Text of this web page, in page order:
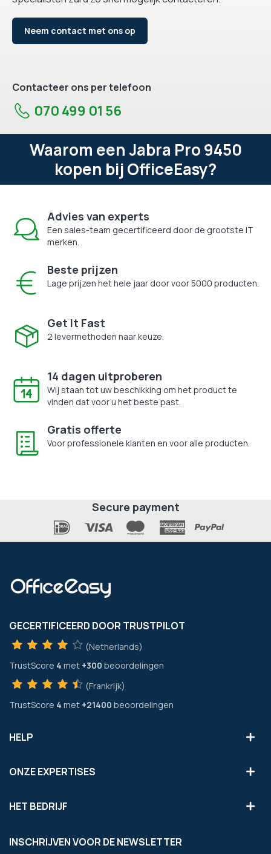
Neem contact met ons op
Contacteer ons per telefoon
070 499 01 56
Waarom een Jabra Pro 9450
kopen bij OfficeEasy?
Advies van experts
Een sales-team gecertificeerd door de grootste IT
merken.
Beste prijzen
Lage prijzen het hele jaar door voor 5000 producten.
Get It Fast
2 levermethoden naar keuze.
14 dagen uitproberen
Wij staan tot uw beschikking om het product te
vinden dat voor u het beste past.
Gratis offerte
Voor professionele klanten en voor alle producten.
Secure payment
GECERTIFICEERD DOOR TRUSTPILOT
(Netherlands)
TrustScore 4 met +300 beoordelingen
(Frankrijk)
TrustScore 4 met +21400 beoordelingen
HELP
ONZE EXPERTISES
HET BEDRIJF
INSCHRIJVEN VOOR DE NEWSLETTER